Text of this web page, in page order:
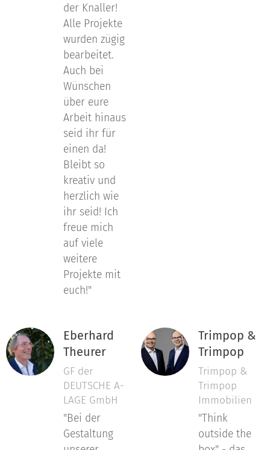
der Knaller!
Alle Projekte
wurden zügig
bearbeitet.
Auch bei
Wünschen
über eure
Arbeit hinaus
seid ihr für
einen da!
Bleibt so
kreativ und
herzlich wie
ihr seid! Ich
freue mich
auf viele
weitere
Projekte mit
euch!"
Eberhard
Theurer
GF der
DEUTSCHE A-
LAGE GmbH
"Bei der
Gestaltung
Trimpop &
Trimpop
Trimpop &
Trimpop
Immobilien
"Think
outside the